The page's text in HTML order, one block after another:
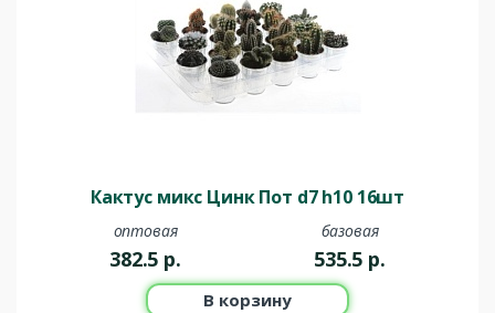
Кактус микс Цинк Пот d7 h10 16шт
оптовая
382.5 р.
базовая
535.5 р.
В корзину